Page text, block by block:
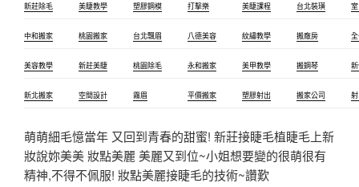
新莊除毛 美睫教學 塑膠鋼模 打擊樂 美睫課程 台北裝璜
中和搬家 桃園搬家 台北飄眉 八德美容 紋繡教學 搬廠房
美容教學 新莊美睫 桃園除毛 永和搬家 美甲教學 搬鋼琴
新北搬家 空間設計 霧眉 平價搬家 塑膠射出 搬家公司
萌萌細毛憶當年 又回到青春的甜蜜! 新莊接睫毛植睫毛上新
妝說妳美美 妝點美麗 美麗又到位~小姐想要變的很萌很有
精神,不得不佩服! 妝點美麗接睫毛的技術~讚歎